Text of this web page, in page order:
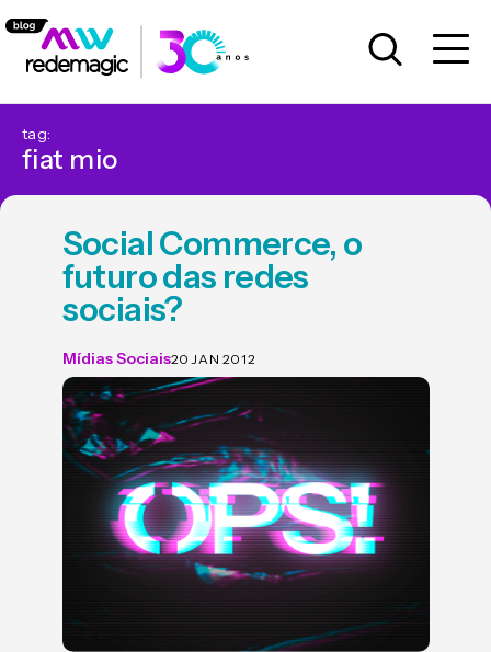
tag:
fiat mio
Social Commerce, o
futuro das redes
sociais?
Mídias Sociais20 JAN 2012